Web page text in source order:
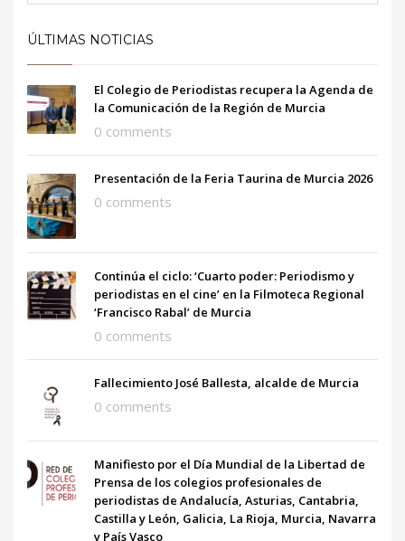
ÚLTIMAS NOTICIAS
El Colegio de Periodistas recupera la Agenda de
la Comunicación de la Región de Murcia
0 comments
Presentación de la Feria Taurina de Murcia 2026
0 comments
Continúa el ciclo: ‘Cuarto poder: Periodismo y
periodistas en el cine’ en la Filmoteca Regional
‘Francisco Rabal’ de Murcia
0 comments
Fallecimiento José Ballesta, alcalde de Murcia
0 comments
Manifiesto por el Día Mundial de la Libertad de
Prensa de los colegios profesionales de
periodistas de Andalucía, Asturias, Cantabria,
Castilla y León, Galicia, La Rioja, Murcia, Navarra
y País Vasco